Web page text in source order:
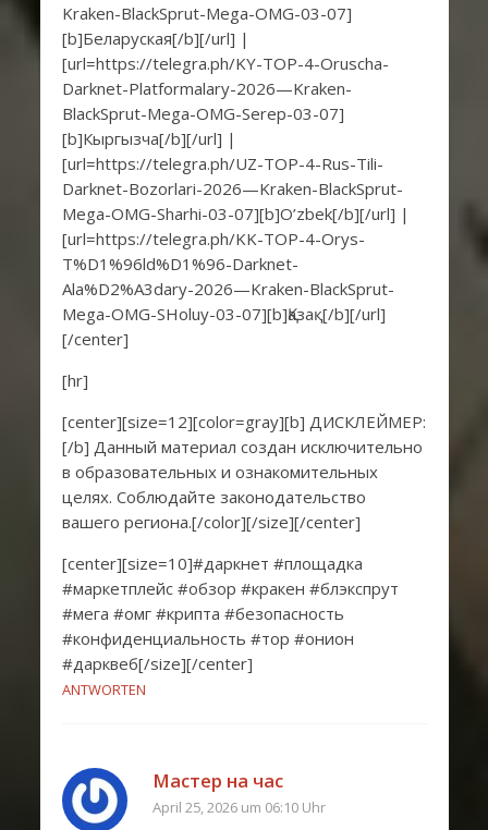
Kraken-BlackSprut-Mega-OMG-03-07]
[b]Беларуская[/b][/url] |
[url=https://telegra.ph/KY-TOP-4-Oruscha-
Darknet-Platformalary-2026—Kraken-
BlackSprut-Mega-OMG-Serep-03-07]
[b]Кыргызча[/b][/url] |
[url=https://telegra.ph/UZ-TOP-4-Rus-Tili-
Darknet-Bozorlari-2026—Kraken-BlackSprut-
Mega-OMG-Sharhi-03-07][b]O’zbek[/b][/url] |
[url=https://telegra.ph/KK-TOP-4-Orys-
T%D1%96ld%D1%96-Darknet-
Ala%D2%A3dary-2026—Kraken-BlackSprut-
Mega-OMG-SHoluy-03-07][b]Қазақ[/b][/url]
[/center]
[hr]
[center][size=12][color=gray][b] ДИСКЛЕЙМЕР:
[/b] Данный материал создан исключительно
в образовательных и ознакомительных
целях. Соблюдайте законодательство
вашего региона.[/color][/size][/center]
[center][size=10]#даркнет #площадка
#маркетплейс #обзор #кракен #блэкспрут
#мега #омг #крипта #безопасность
#конфиденциальность #тор #онион
#дарквеб[/size][/center]
ANTWORTEN
Мастер на час
April 25, 2026 um 06:10 Uhr